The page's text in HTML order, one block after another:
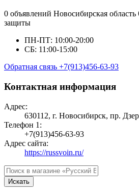
0 объявлений Новосибирская область
защиты
ПН-ПТ: 10:00-20:00
СБ: 11:00-15:00
Обратная связь +7(913)456-63-93
Контактная информация
Адрес:
630112, г. Новосибирск, пр.
Телефон 1:
+7(913)456-63-93
Адрес сайта:
https://russvoin.ru/
Искать